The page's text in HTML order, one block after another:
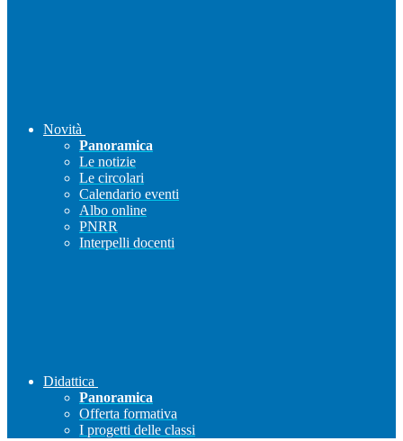
Novità
Panoramica
Le notizie
Le circolari
Calendario eventi
Albo online
PNRR
Interpelli docenti
Didattica
Panoramica
Offerta formativa
I progetti delle classi